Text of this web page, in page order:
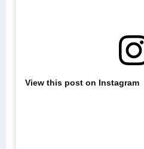
View this post on Instagram